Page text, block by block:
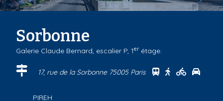
Sorbonne
Galerie Claude Bernard, escalier P, 1erétage.
17, rue de la Sorbonne 75005 Paris Se rendre au
Se rendre
SeSe
PIREH